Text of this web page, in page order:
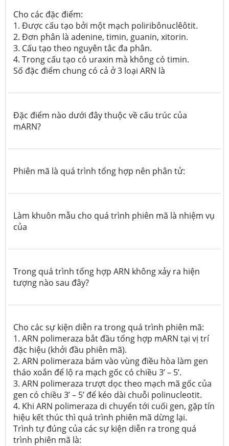
Cho các đặc điểm:
1. Được cấu tạo bởi một mạch poliribônuclêôtit.
2. Đơn phân là adenine, timin, guanin, xitorin.
3. Cấu tạo theo nguyên tắc đa phân.
4. Trong cấu tạo có uraxin mà không có timin.
Số đặc điểm chung có cả ở 3 loại ARN là
Đặc điểm nào dưới đây thuộc về cấu trúc của
mARN?
Phiên mã là quá trình tổng hợp nên phân tử:
Làm khuôn mẫu cho quá trình phiên mã là nhiệm vụ
của
Trong quá trình tổng hợp ARN không xảy ra hiện
tượng nào sau đây?
Cho các sự kiện diễn ra trong quá trình phiên mã:
1. ARN polimeraza bắt đầu tổng hợp mARN tại vị trí
đặc hiệu (khởi đầu phiên mã).
2. ARN polimeraza bám vào vùng điều hòa làm gen
tháo xoắn để lộ ra mạch gốc có chiều 3’ – 5’.
3. ARN polimeraza trượt dọc theo mạch mã gốc của
gen có chiều 3’ – 5’ để kéo dài chuỗi polinucleotit.
4. Khi ARN polimeraza di chuyển tới cuối gen, gặp tín
hiệu kết thúc thì quá trình phiên mã dừng lại.
Trình tự đúng của các sự kiện diễn ra trong quá
trình phiên mã là: